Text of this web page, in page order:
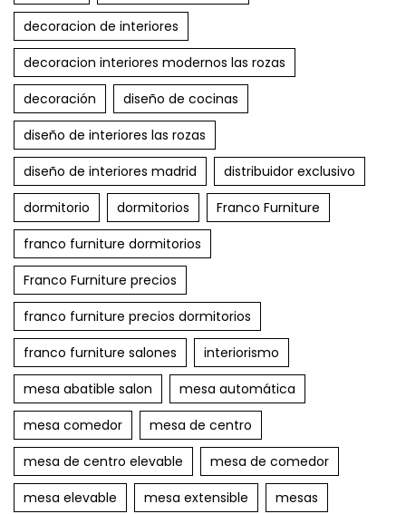
decoracion de interiores
decoracion interiores modernos las rozas
decoración
diseño de cocinas
diseño de interiores las rozas
diseño de interiores madrid
distribuidor exclusivo
dormitorio
dormitorios
Franco Furniture
franco furniture dormitorios
Franco Furniture precios
franco furniture precios dormitorios
franco furniture salones
interiorismo
mesa abatible salon
mesa automática
mesa comedor
mesa de centro
mesa de centro elevable
mesa de comedor
mesa elevable
mesa extensible mesas